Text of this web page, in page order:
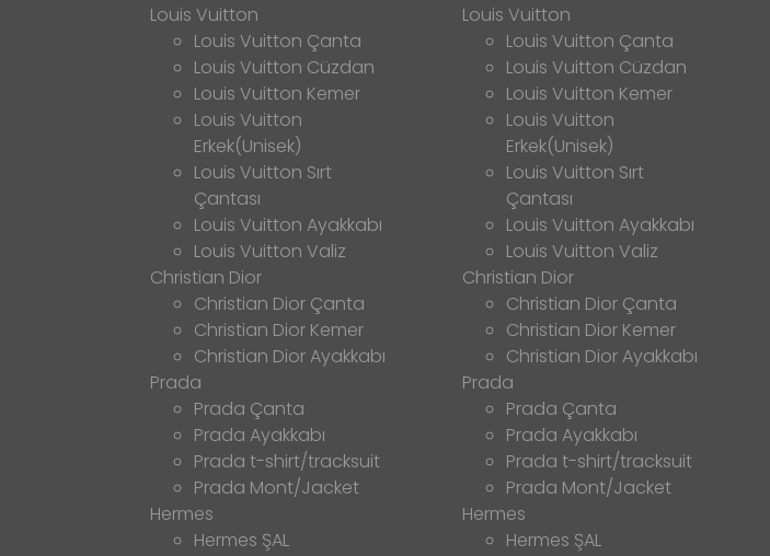
Louis Vuitton
Louis Vuitton Çanta
Louis Vuitton Cüzdan
Louis Vuitton Kemer
Louis Vuitton
Erkek(Unisek)
Louis Vuitton Sırt
Çantası
Louis Vuitton Ayakkabı
Louis Vuitton Valiz
Christian Dior
Christian Dior Çanta
Christian Dior Kemer
Christian Dior Ayakkabı
Prada
Prada Çanta
Prada Ayakkabı
Prada t-shirt/tracksuit
Prada Mont/Jacket
Hermes
Hermes ŞAL
Louis Vuitton
Louis Vuitton Çanta
Louis Vuitton Cüzdan
Louis Vuitton Kemer
Louis Vuitton
Erkek(Unisek)
Louis Vuitton Sırt
Çantası
Louis Vuitton Ayakkabı
Louis Vuitton Valiz
Christian Dior
Christian Dior Çanta
Christian Dior Kemer
Christian Dior Ayakkabı
Prada
Prada Çanta
Prada Ayakkabı
Prada t-shirt/tracksuit
Prada Mont/Jacket
Hermes
Hermes ŞAL